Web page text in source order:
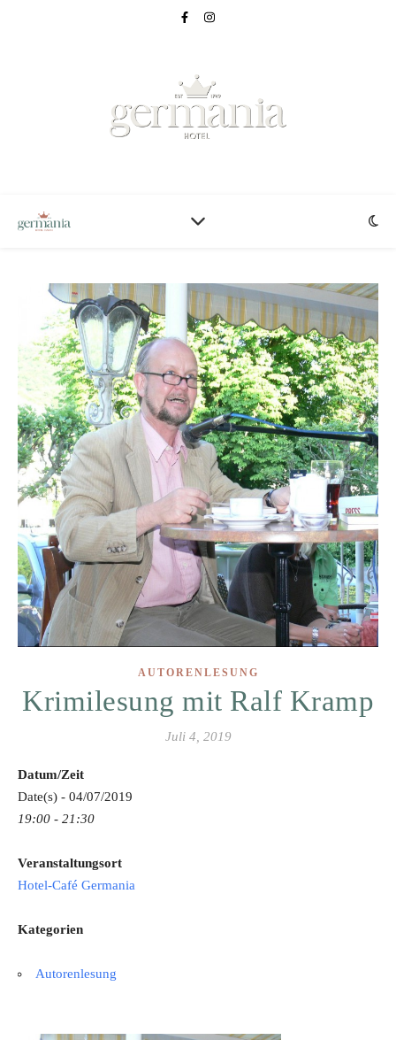
AUTORENLESUNG
Krimilesung mit Ralf Kramp
Juli 4, 2019
Datum/Zeit
Date(s) - 04/07/2019
19:00 - 21:30
Veranstaltungsort
Hotel-Café Germania
Kategorien
Autorenlesung